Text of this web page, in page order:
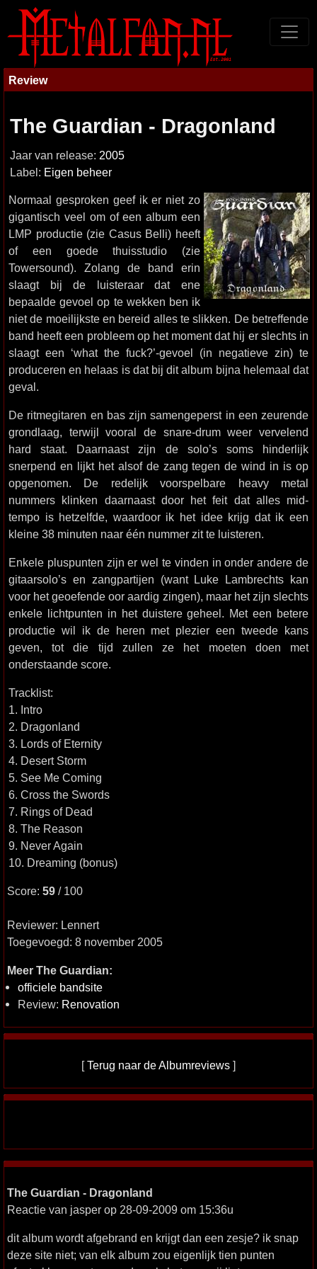
Review
The Guardian - Dragonland
Jaar van release: 2005
Label: Eigen beheer
Normaal gesproken geef ik er niet zo
gigantisch veel om of een album een
LMP productie (zie Casus Belli) heeft
of een goede thuisstudio (zie
Towersound). Zolang de band erin
slaagt bij de luisteraar dat ene
bepaalde gevoel op te wekken ben ik
niet de moeilijkste en bereid alles te slikken. De betreffende
band heeft een probleem op het moment dat hij er slechts in
slaagt een ‘what the fuck?’-gevoel (in negatieve zin) te
produceren en helaas is dat bij dit album bijna helemaal dat
geval.
De ritmegitaren en bas zijn samengeperst in een zeurende
grondlaag, terwijl vooral de snare-drum weer vervelend
hard staat. Daarnaast zijn de solo’s soms hinderlijk
snerpend en lijkt het alsof de zang tegen de wind in is op
opgenomen. De redelijk voorspelbare heavy metal
nummers klinken daarnaast door het feit dat alles mid-
tempo is hetzelfde, waardoor ik het idee krijg dat ik een
kleine 38 minuten naar één nummer zit te luisteren.
Enkele pluspunten zijn er wel te vinden in onder andere de
gitaarsolo’s en zangpartijen (want Luke Lambrechts kan
voor het geoefende oor aardig zingen), maar het zijn slechts
enkele lichtpunten in het duistere geheel. Met een betere
productie wil ik de heren met plezier een tweede kans
geven, tot die tijd zullen ze het moeten doen met
onderstaande score.
Tracklist:
1. Intro
2. Dragonland
3. Lords of Eternity
4. Desert Storm
5. See Me Coming
6. Cross the Swords
7. Rings of Dead
8. The Reason
9. Never Again
10. Dreaming (bonus)
Score: 59 / 100
Reviewer: Lennert
Toegevoegd: 8 november 2005
Meer The Guardian:
officiele bandsite
Review: Renovation
[Terug naar de Albumreviews ]
The Guardian - Dragonland
Reactie van jasper op 28-09-2009 om 15:36u
dit album wordt afgebrand en krijgt dan een zesje? ik snap
deze site niet; van elk album zou eigenlijk tien punten